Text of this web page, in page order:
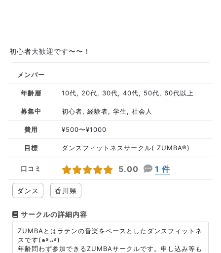
初心者大歓迎です〜〜！
メンバー
年齢層 10代, 20代, 30代, 40代, 50代, 60代以上
募集中 初心者, 経験者, 学生, 社会人
費用 ¥500〜¥1000
目標 ダンスフィットネスサークル( ZUMBA®︎)
口コミ 5.00 1 件
ダンス 香川県
サークルの詳細内容
ZUMBAとはラテンの音楽をベースとしたダンスフィットネ
スです(๑˃̵ᴗ˂̵)
年齢問わず参加できるZUMBAサークルです。申し込み等も